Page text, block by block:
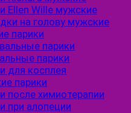
Ellen Wille мужские
на голову мужские
парики
парики
парики
для косплея
парики
после химиотерапии
при алопеции